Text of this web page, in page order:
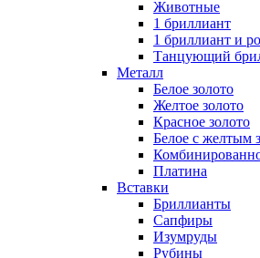
Животные
1 бриллиант
1 бриллиант и
Танцующий
Металл
Белое золото
Желтое золото
Красное золото
Белое с желтым
Платина
Вставки
Бриллианты
Сапфиры
Изумруды
Рубины